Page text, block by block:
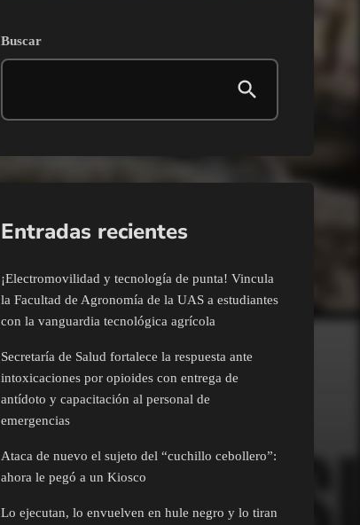
Buscar
Entradas recientes
¡Electromovilidad y tecnología de punta! Vincula
la Facultad de Agronomía de la UAS a estudiantes
con la vanguardia tecnológica agrícola
Secretaría de Salud fortalece la respuesta ante
intoxicaciones por opioides con entrega de
antídoto y capacitación al personal de
emergencias
Ataca de nuevo el sujeto del “cuchillo cebollero”:
ahora le pegó a un Kiosco
Lo ejecutan, lo envuelven en hule negro y lo tiran